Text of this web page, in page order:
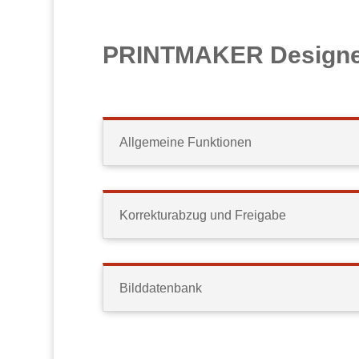
PRINTMAKER
Allgemeine Funktionen
Korrekturabzug und Freigabe
Bilddatenbank